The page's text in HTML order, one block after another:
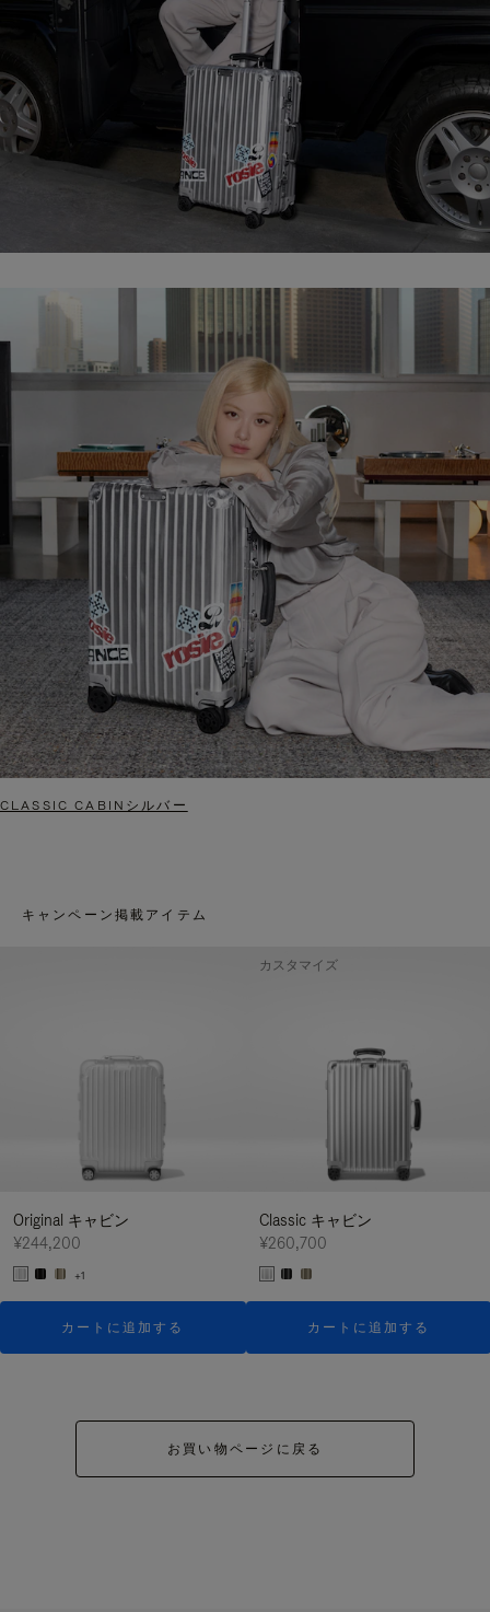
CLASSIC CABINシルバー
キャンペーン掲載アイテム
Original キャビン
¥244,200
+1
カートに追加する
Classic キャビン
¥260,700
カートに追加する
カスタマイズ
お買い物ページに戻る